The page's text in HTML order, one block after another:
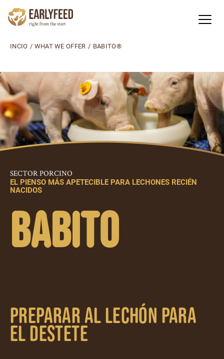
INCIO / WHAT WE OFFER / BABITO®
SECTOR PORCINO
EL PIENSO MÁS APETECIBLE PARA LECHONES RECIÉN
NACIDOS
Babito
Preparar al lechón para
el destete